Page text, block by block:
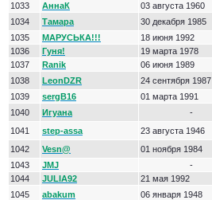
1033
АннаК 03 августа 1960
1034
Tамара 30 декабря 1985
1035
МАРУСЬКА!!! 18 июня 1992
1036
Гуня! 19 марта 1978
1037
Ranik 06 июня 1989
1038
LeonDZR 24 сентября 1987
1039
sergB16 01 марта 1991
1040
Игуана -
1041
step-assa 23 августа 1946
1042
Vesn@ 01 ноября 1984
1043
JMJ -
1044
JULIA92 21 мая 1992
1045
abakum 06 января 1948